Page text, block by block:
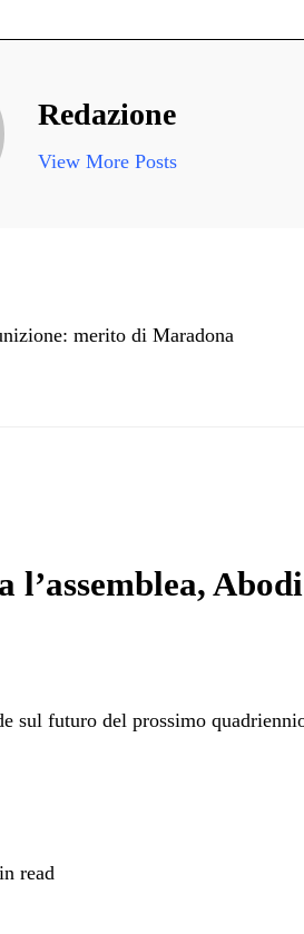
Redazione
View More Posts
merito di Maradona
futuro del prossimo
read